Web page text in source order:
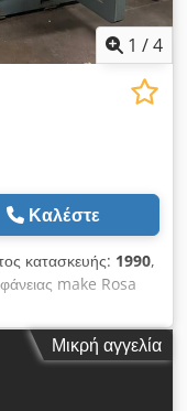
1 /4
Καλέστε
κατασκευής: 1990,
make Rosa
στοιχεία Απόσταση
1000 x 600 mm
ταχύτητα 2-30
0-3 m/min
ανά λεπτό
Μικρή αγγελία